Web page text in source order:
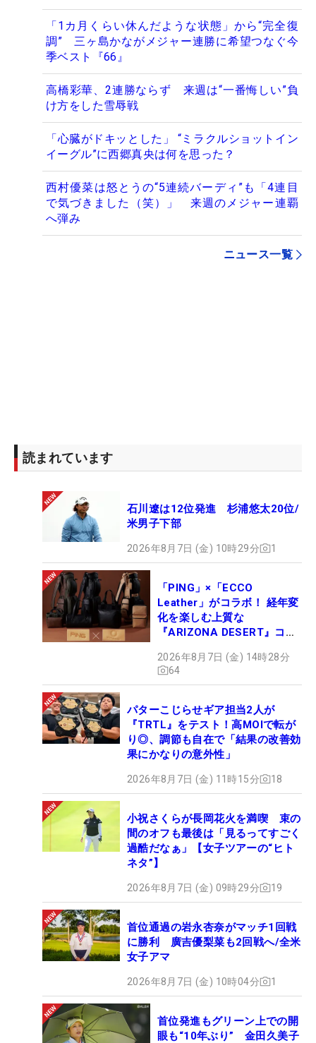
「1カ月くらい休んだような状態」から“完全復
調” 三ヶ島かながメジャー連勝に希望つなぐ今
季ベスト『66』
高橋彩華、2連勝ならず 来週は“一番悔しい”負
け方をした雪辱戦
「心臓がドキッとした」 “ミラクルショットイン
イーグル”に西郷真央は何を思った？
西村優菜は怒とうの“5連続バーディ”も「4連目
で気づきました（笑）」 来週のメジャー連覇
へ弾み
ニュース一覧
読まれています
石川遼は12位発進 杉浦悠太20位/
米男子下部
2026年8月7日 (金) 10時29分 1
「PING」×「ECCO
Leather」がコラボ！ 経年変
化を楽しむ上質な
『ARIZONA DESERT』コレ
ュー
2026年8月7日 (金) 14時28分
64
パターこじらせギア担当2人が
『TRTL』をテスト！高MOIで転が
り◎、調節も自在で「結果の改善効
果にかなりの意外性」
2026年8月7日 (金) 11時15分 18
小祝さくらが長岡花火を満喫 束の
間のオフも最後は「見るってすごく
過酷だなぁ」【女子ツアーの“ヒト
ネタ”】
2026年8月7日 (金) 09時29分 19
首位通過の岩永杏奈がマッチ1回戦
に勝利 廣吉優梨菜も2回戦へ/全米
女子アマ
2026年8月7日 (金) 10時04分 1
首位発進もグリーン上での開
眼も“10年ぶり” 金田久美子